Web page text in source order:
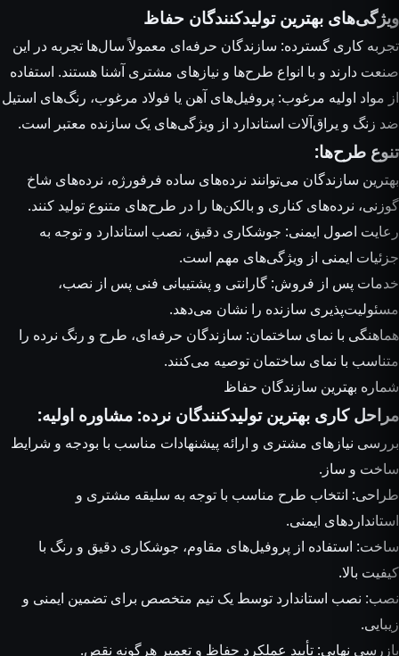
ویژگی‌های بهترین تولیدکنندگان حفاظ
تجربه کاری گسترده: سازندگان حرفه‌ای معمولاً سال‌ها تجربه در این
صنعت دارند و با انواع طرح‌ها و نیازهای مشتری آشنا هستند. استفاده
از مواد اولیه مرغوب: پروفیل‌های آهن یا فولاد مرغوب، رنگ‌های استیل
ضد زنگ و یراق‌آلات استاندارد از ویژگی‌های یک سازنده معتبر است.
تنوع طرح‌ها:
بهترین سازندگان می‌توانند نرده‌های ساده فرفورژه، نرده‌های شاخ
گوزنی، نرده‌های کناری و بالکن‌ها را در طرح‌های متنوع تولید کنند.
رعایت اصول ایمنی: جوشکاری دقیق، نصب استاندارد و توجه به
جزئیات ایمنی از ویژگی‌های مهم است.
خدمات پس از فروش: گارانتی و پشتیبانی فنی پس از نصب،
مسئولیت‌پذیری سازنده را نشان می‌دهد.
هماهنگی با نمای ساختمان: سازندگان حرفه‌ای، طرح و رنگ نرده را
متناسب با نمای ساختمان توصیه می‌کنند.
شماره بهترین سازندگان حفاظ
مراحل کاری بهترین تولیدکنندگان نرده: مشاوره اولیه:
بررسی نیازهای مشتری و ارائه پیشنهادات مناسب با بودجه و شرایط
ساخت و ساز.
طراحی: انتخاب طرح مناسب با توجه به سلیقه مشتری و
استانداردهای ایمنی.
ساخت: استفاده از پروفیل‌های مقاوم، جوشکاری دقیق و رنگ با
کیفیت بالا.
نصب: نصب استاندارد توسط یک تیم متخصص برای تضمین ایمنی و
زیبایی.
بازرسی نهایی: تأیید عملکرد حفاظ و تعمیر هرگونه نقص.